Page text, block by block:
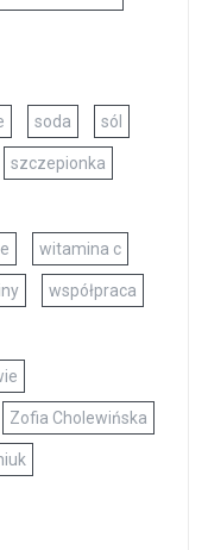
soda sól
szczepionka
witamina c
współpraca
Zofia Cholewińska